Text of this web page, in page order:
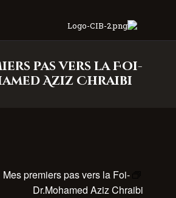
pas vers la Foi-
Aziz Chraibi
Islamique Badr
Mes premiers pas vers la Foi-
Dr.Mohamed Aziz Chraibi